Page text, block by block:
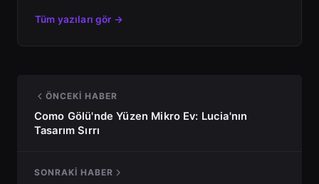
Tüm yazıları gör →
ÖNCEKI HABER
Como Gölü'nde Yüzen Mikro Ev: Lucia'nın
Tasarım Sırrı
SONRAKI HABER